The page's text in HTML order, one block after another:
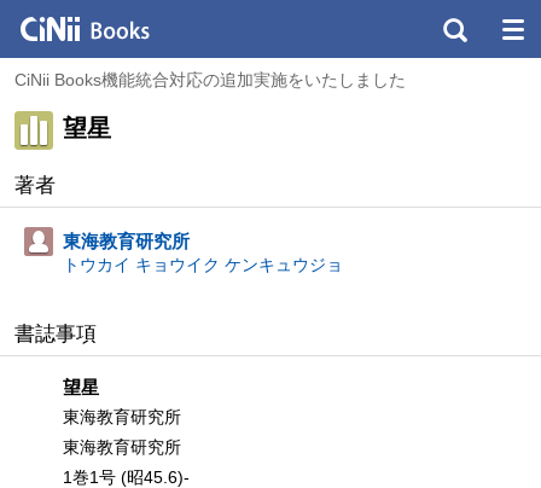
CiNii Books機能統合対応の追加実施をいたしました
望星
著者
東海教育研究所
トウカイ キョウイク ケンキュウジョ
書誌事項
望星
東海教育研究所
東海教育研究所
1巻1号 (昭45.6)-